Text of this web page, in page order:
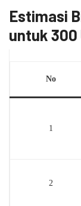
Estimasi
untuk 300
No
1
2